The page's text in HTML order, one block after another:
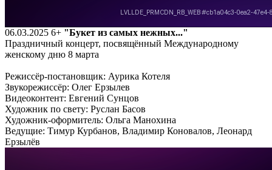
06.03.2025 6+ "Букет из самых нежных..."
Праздничный концерт, посвящённый Международному
женскому дню 8 марта
Режиссёр-постановщик: Аурика Котеля
Звукорежиссёр: Олег Ерзылев
Видеоконтент: Евгений Сунцов
Художник по свету: Руслан Басов
Художник-оформитель: Ольга Манохина
Ведущие: Тимур Курбанов, Владимир Коновалов, Леонард
Ерзылёв